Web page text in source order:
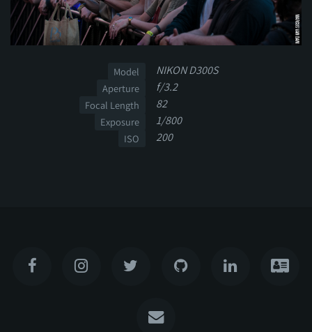
Model NIKON D300S
Aperture f/3.2
Focal Length 82
Exposure 1/800
ISO 200